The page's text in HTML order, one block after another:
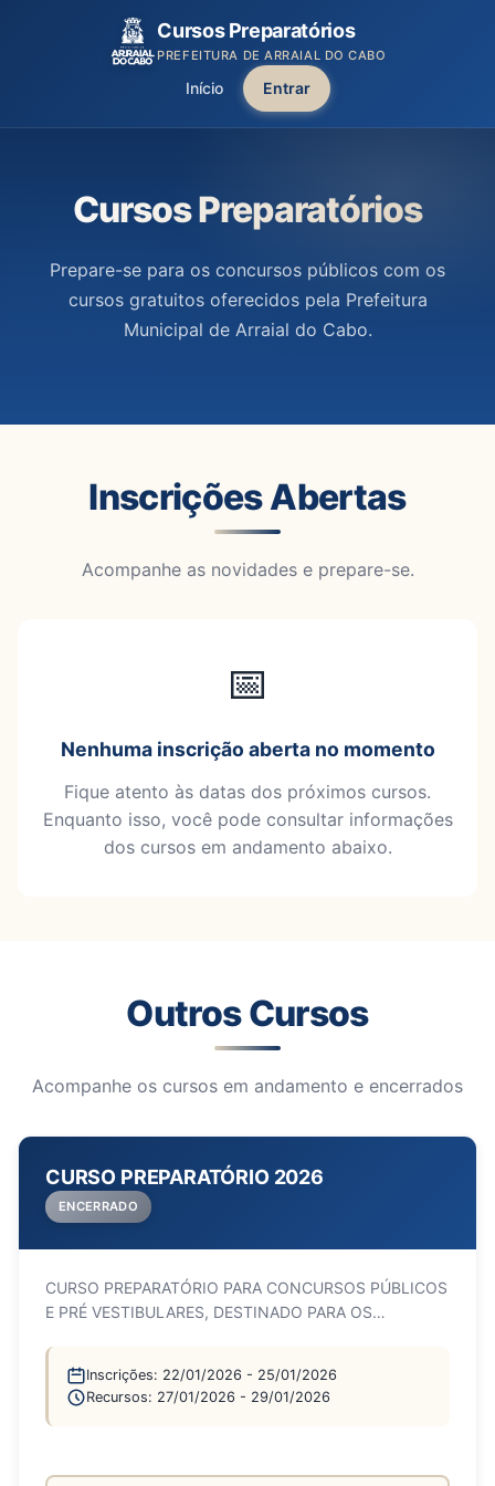
Cursos Preparatórios
PREFEITURA DE ARRAIAL DO CABO
Início Entrar
Cursos Preparatórios
Prepare-se para os concursos públicos com os
cursos gratuitos oferecidos pela Prefeitura
Municipal de Arraial do Cabo.
Inscrições Abertas
Acompanhe as novidades e prepare-se.
📅
Nenhuma inscrição aberta no momento
Fique atento às datas dos próximos cursos.
Enquanto isso, você pode consultar informações
dos cursos em andamento abaixo.
Outros Cursos
Acompanhe os cursos em andamento e encerrados
CURSO PREPARATÓRIO 2026
ENCERRADO
CURSO PREPARATÓRIO PARA CONCURSOS PÚBLICOS
E PRÉ VESTIBULARES, DESTINADO PARA OS
Inscrições: 22/01/2026 - 25/01/2026
Recursos: 27/01/2026 - 29/01/2026